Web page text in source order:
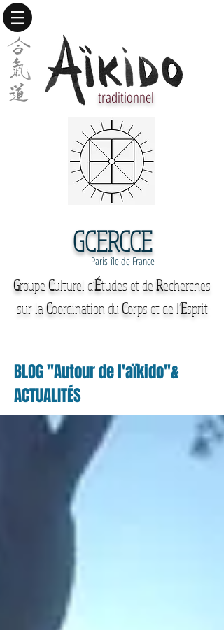
traditionnel
GCERCCE
Paris île de France
GroupeCulturel d'Études et deRecherches
sur laCoordination duCorps et de l'Esprit
BLOG "Autour de l'aïkido"&
ACTUALITÉS